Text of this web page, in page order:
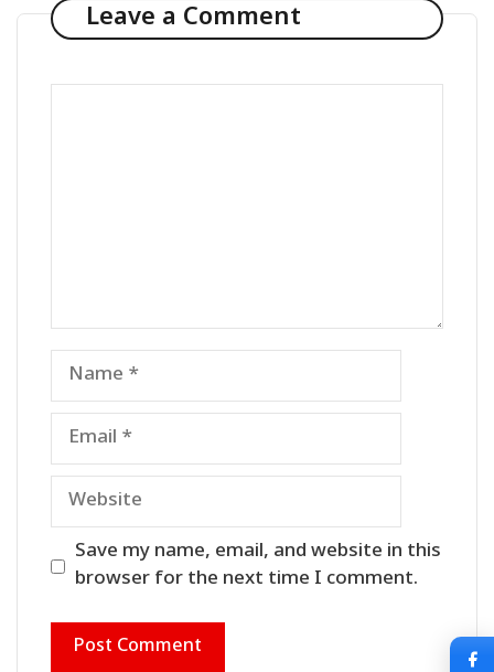
Leave a Comment
Name
Email
Website
Save my name, email, and website in this
browser for the next time I comment.